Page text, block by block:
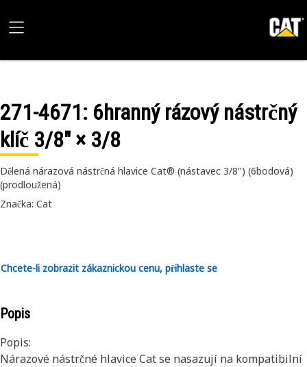
271-4671: 6hranný rázový nástrčný
klíč 3/8" × 3/8
Dělená nárazová nástrčná hlavice Cat® (nástavec 3/8") (6bodová)
(prodloužená)
Značka: Cat
Chcete-li zobrazit zákaznickou cenu, přihlaste se
Popis
Popis:
Nárazové nástrčné hlavice Cat se nasazují na kompatibilní